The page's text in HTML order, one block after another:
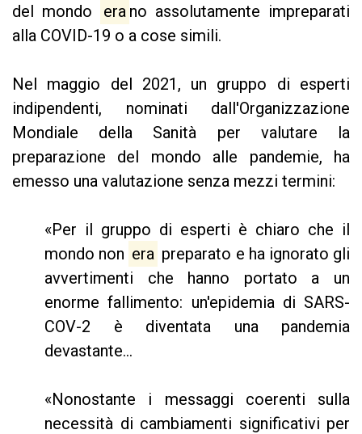
del mondo
era no assolutamente impreparati
alla COVID-19 o a cose simili.
Nel maggio del 2021, un gruppo di esperti
indipendenti, nominati dall'Organizzazione
Mondiale della Sanità per valutare la
preparazione del mondo alle pandemie, ha
emesso una valutazione senza mezzi termini:
«Per il gruppo di esperti è chiaro che il
mondo non era preparato e ha ignorato gli
avvertimenti che hanno portato a un
enorme fallimento: un'epidemia di SARS-
COV-2 è diventata una pandemia
devastante...
«Nonostante i messaggi coerenti sulla
necessità di cambiamenti significativi per